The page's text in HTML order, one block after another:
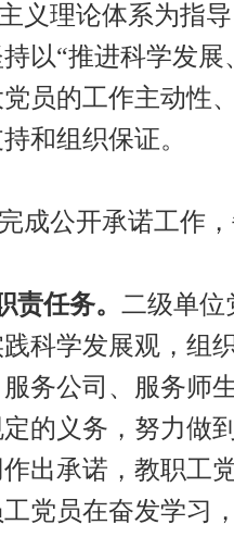
义理论体系为指
以“推进科学发
员的工作主动性
和组织保证。
成公开承诺工作
责任务。 二级单位
科学发展观，组
务公司、服务师
的义务，努力做
出承诺，教职工
党员在奋发学习